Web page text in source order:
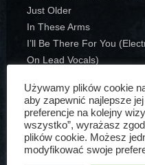
Just Older
In These Arms
I’ll Be There For You
On Lead Vocals)
Who Says You Can’t Go
It’s My Life
Bad Medicine (With Shout)
Raise Your Hands
Livin’ On A Prayer
Używamy plików cookie
aby zapewnić najlepsze
preferencje na kolejny
wszystko”, wyrażasz
plików cookie. Możesz
modyfikować swoje